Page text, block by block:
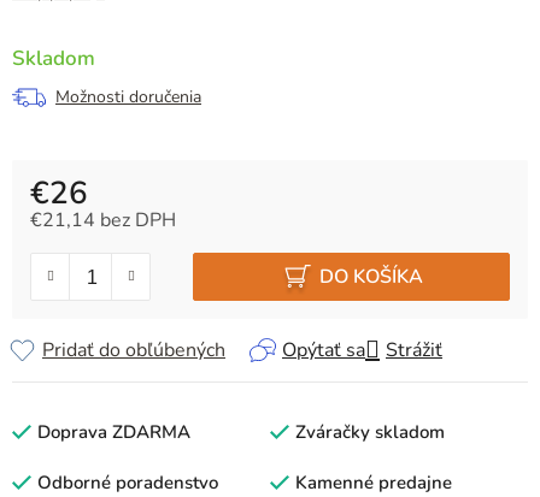
Skladom
Možnosti doručenia
€26
€21,14 bez DPH
DO KOŠÍKA
Opýtať sa Strážiť
Pridať do obľúbených
Doprava ZDARMA Zváračky skladom
Odborné poradenstvo Kamenné predajne